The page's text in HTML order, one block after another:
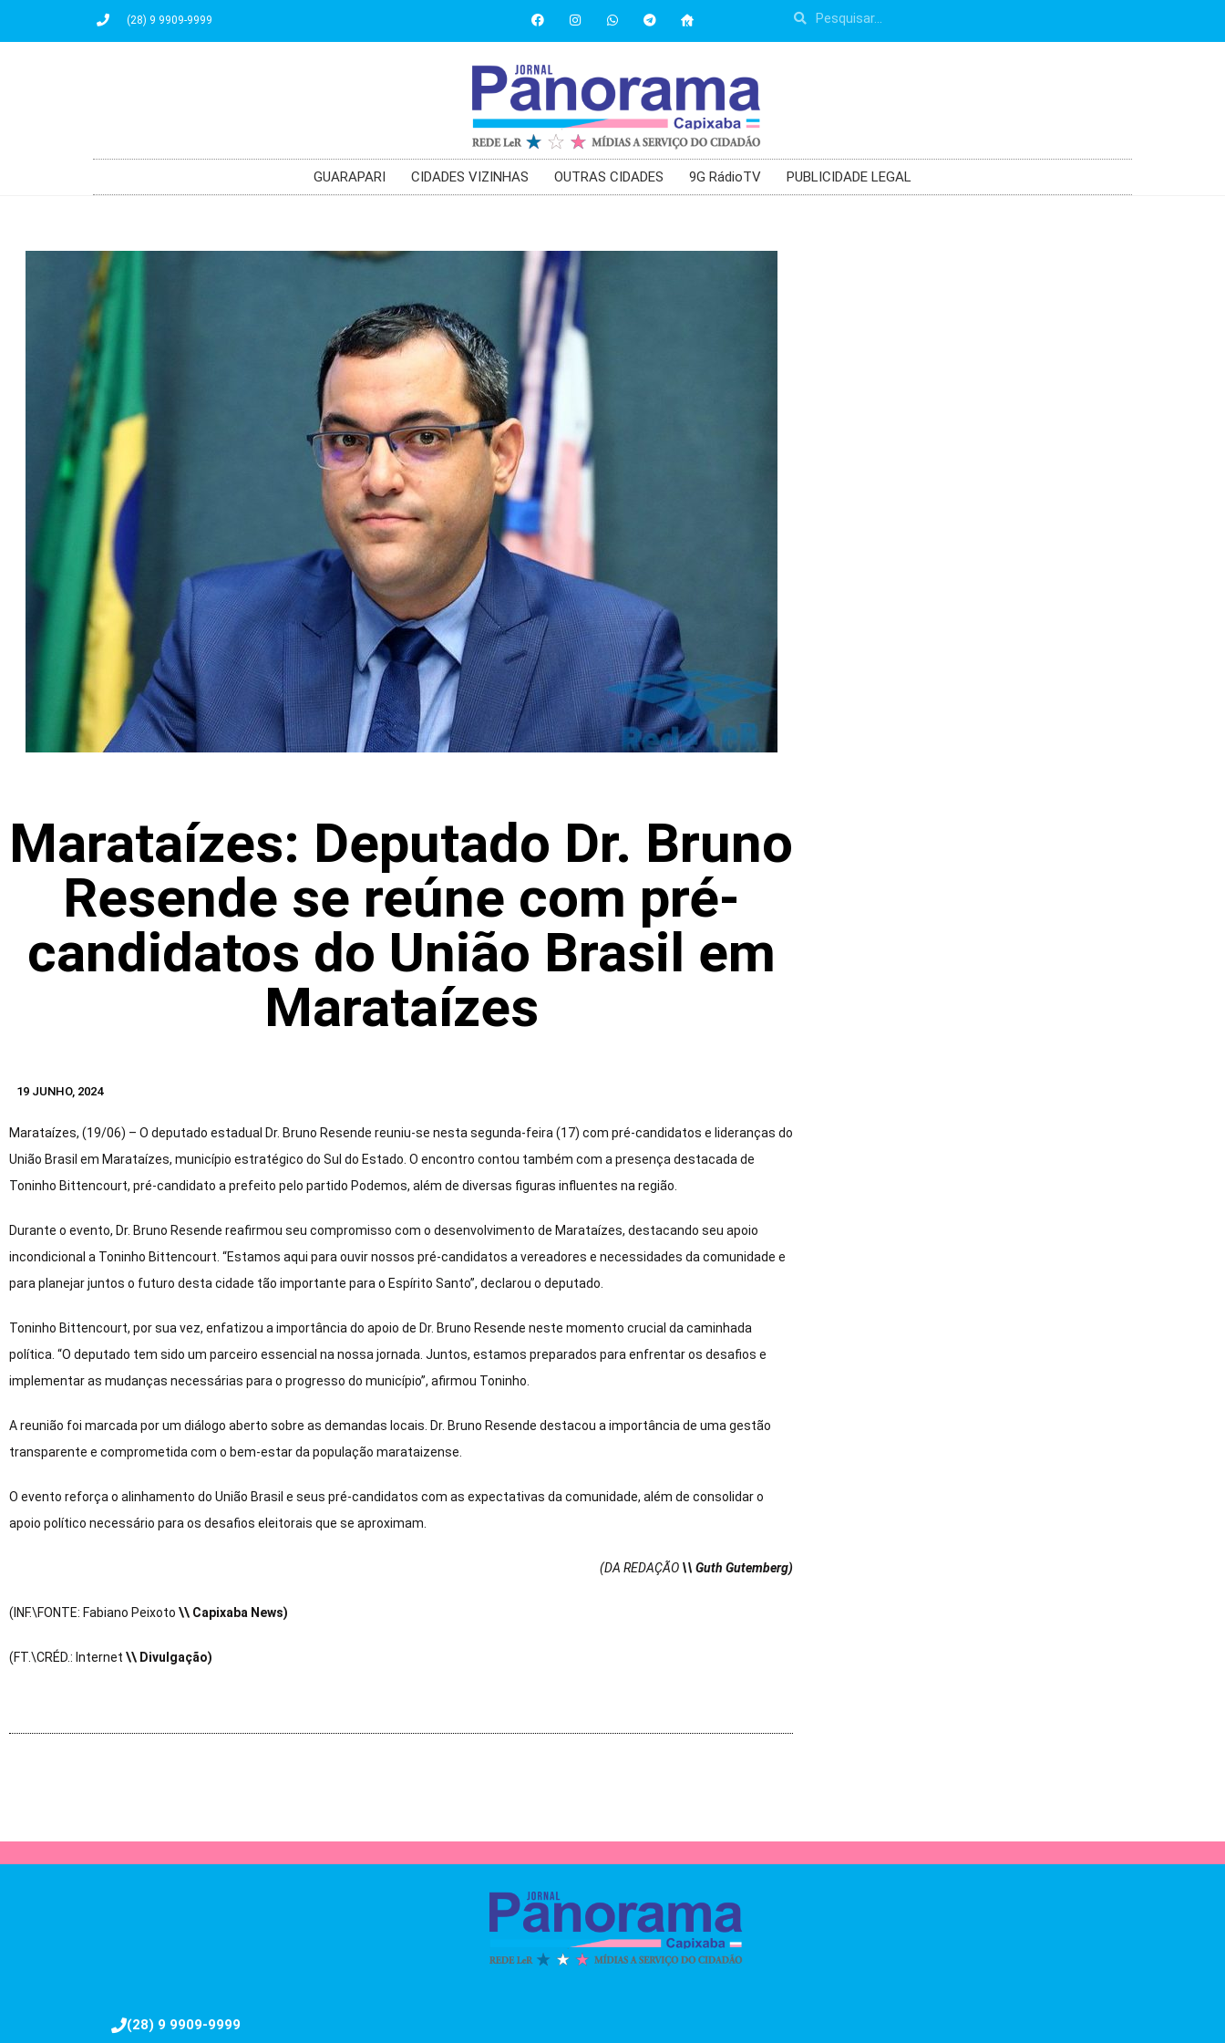
(28) 9 9909-9999
GUARAPARI CIDADES VIZINHAS OUTRAS CIDADES 9G RádioTV PUBLICIDADE LEGAL
Marataízes: Deputado Dr. Bruno
Resende se reúne com pré-
candidatos do União Brasil em
Marataízes
19 JUNHO, 2024
Marataízes, (19/06) – O deputado estadual Dr. Bruno Resende reuniu-se nesta segunda-feira (17) com pré-candidatos e lideranças do
União Brasil em Marataízes, município estratégico do Sul do Estado. O encontro contou também com a presença destacada de
Toninho Bittencourt, pré-candidato a prefeito pelo partido Podemos, além de diversas figuras influentes na região.
Durante o evento, Dr. Bruno Resende reafirmou seu compromisso com o desenvolvimento de Marataízes, destacando seu apoio
incondicional a Toninho Bittencourt. “Estamos aqui para ouvir nossos pré-candidatos a vereadores e necessidades da comunidade e
para planejar juntos o futuro desta cidade tão importante para o Espírito Santo”, declarou o deputado.
Toninho Bittencourt, por sua vez, enfatizou a importância do apoio de Dr. Bruno Resende neste momento crucial da caminhada
política. “O deputado tem sido um parceiro essencial na nossa jornada. Juntos, estamos preparados para enfrentar os desafios e
implementar as mudanças necessárias para o progresso do município”, afirmou Toninho.
A reunião foi marcada por um diálogo aberto sobre as demandas locais. Dr. Bruno Resende destacou a importância de uma gestão
transparente e comprometida com o bem-estar da população marataizense.
O evento reforça o alinhamento do União Brasil e seus pré-candidatos com as expectativas da comunidade, além de consolidar o
apoio político necessário para os desafios eleitorais que se aproximam.
(DA REDAÇÃO \\ Guth Gutemberg)
(INF.\FONTE: Fabiano Peixoto \\ Capixaba News)
(FT.\CRÉD.: Internet \\ Divulgação)
(28) 9 9909-9999